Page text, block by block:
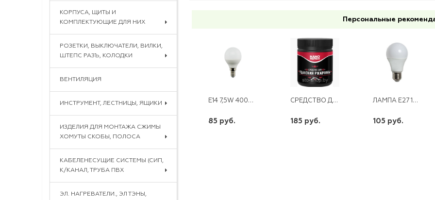
КОРПУСА, ЩИТЫ И
КОМПЛЕКТУЮЩИЕ ДЛЯ НИХ
РОЗЕТКИ, ВЫКЛЮЧАТЕЛИ, ВИЛКИ,
ШТЕПС РАЗЪ, КОЛОДКИ
ВЕНТИЛЯЦИЯ
ИНСТРУМЕНТ, ЛЕСТНИЦЫ, ЯЩИКИ
ИЗДЕЛИЯ ДЛЯ МОНТАЖА СЖИМЫ
ХОМУТЫ СКОБЫ, ПОЛОСА
КАБЕЛЕНЕСУЩИЕ СИСТЕМЫ (СИП,
К/КАНАЛ, ТРУБА ПВХ
ЭЛ. НАГРЕВАТЕЛИ., ЭЛ ТЭНЫ,
Персональные
Е14 7,5W 4000K DT 0005-6 ШАР
85 руб.
СРЕДСТВО ДЛЯ УДАЛЕНИЯ РЖАВЧИНЫ NANOPROTECH NPPR0049
185 руб.
ЛАМПА E27 10W A60 230V 6400K LB-92
105 руб.